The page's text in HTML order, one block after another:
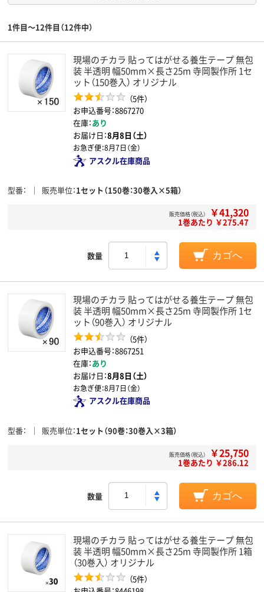
1件目～12件目（12件中）
現場のチカラ 貼ってはがせる養生テープ 無包
装 半透明 幅50mm×長さ25m 寺岡製作所 1セ
ット（150巻入） オリジナル
（5件）
お申込番号：8867270
在庫：あり
お届け日：8月8日（土）
お急ぎ便：8月7日（金）
アスクル在庫商品
型番 販売単位 1セット（150巻：30巻入×5箱）
販売価格（税込） ￥41,320
1巻あたり ￥275.47
数量 カゴへ
現場のチカラ 貼ってはがせる養生テープ 無包
装 半透明 幅50mm×長さ25m 寺岡製作所 1セ
ット（90巻入） オリジナル
（5件）
お申込番号：8867251
在庫：あり
お届け日：8月8日（土）
お急ぎ便：8月7日（金）
アスクル在庫商品
型番 販売単位 1セット（90巻：30巻入×3箱）
販売価格（税込） ￥25,750
1巻あたり ￥286.12
数量 カゴへ
現場のチカラ 貼ってはがせる養生テープ 無包
装 半透明 幅50mm×長さ25m 寺岡製作所 1箱
（30巻入） オリジナル
（5件）